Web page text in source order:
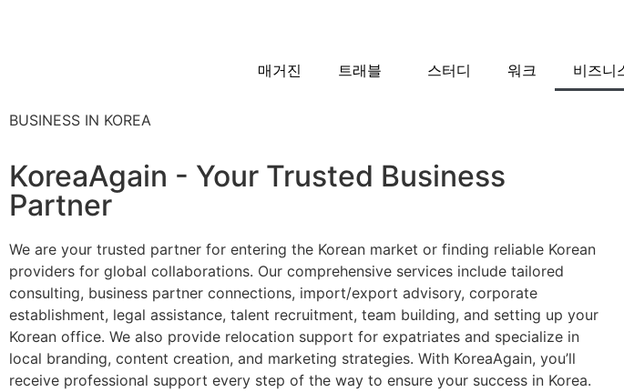
매거진 트래블 스터디 워크 비즈니
BUSINESS IN KOREA
KoreaAgain - Your Trusted Business
Partner
We are your trusted partner for entering the Korean market or finding reliable Korean
providers for global collaborations. Our comprehensive services include tailored
consulting, business partner connections, import/export advisory, corporate
establishment, legal assistance, talent recruitment, team building, and setting up your
Korean office. We also provide relocation support for expatriates and specialize in
local branding, content creation, and marketing strategies. With KoreaAgain, you’ll
receive professional support every step of the way to ensure your success in Korea.